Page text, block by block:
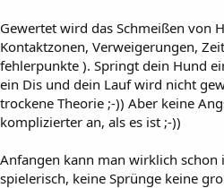
Gewertet wird das Schmeißen von
Kontaktzonen, Verweigerungen,
fehlerpunkte ). Springt dein Hund
ein Dis und dein Lauf wird nicht
trockene Theorie ;-)) Aber keine
komplizierter an, als es ist ;-))
Anfangen kann man wirklich
spielerisch, keine Sprünge keine